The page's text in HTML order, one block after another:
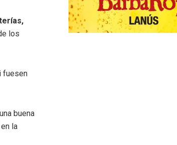
los
fuesen
buena
la